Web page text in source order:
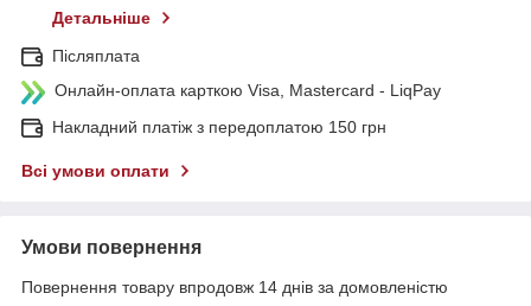
Детальніше
Післяплата
Онлайн-оплата карткою Visa, Mastercard - LiqPay
Накладний платіж з передоплатою 150 грн
Всі умови оплати
Умови повернення
Повернення товару впродовж 14 днів за домовленістю